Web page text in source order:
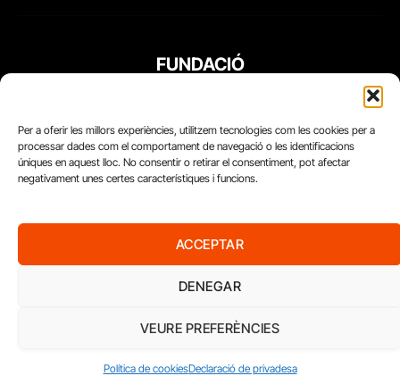
Per a oferir les millors experiències, utilitzem tecnologies com les cookies per a
processar dades com el comportament de navegació o les identificacions
úniques en aquest lloc. No consentir o retirar el consentiment, pot afectar
negativament unes certes característiques i funcions.
ACCEPTAR
DENEGAR
VEURE PREFERÈNCIES
Política de cookiesDeclaració de privadesa
FUNDACIÓ